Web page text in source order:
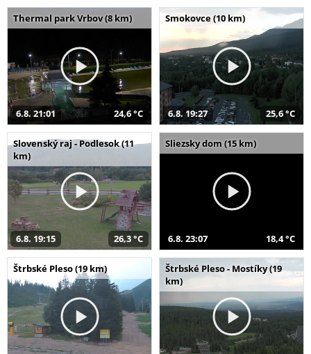
Thermal park Vrbov (8 km)
6.8. 21:01 24,6 °C
Smokovce (10 km)
6.8. 19:27 25,6 °C
Slovenský raj - Podlesok (11
km)
6.8. 19:15 26,3 °C
Sliezsky dom (15 km)
6.8. 23:07 18,4 °C
Štrbské Pleso (19 km)
Štrbské Pleso - Mostíky (19
km)